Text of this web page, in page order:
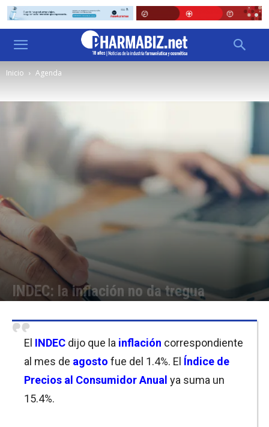
Inicio Agenda
INDEC: la inflación no da tregua
El INDEC dijo que la inflación correspondiente
al mes de agosto fue del 1.4%. El Índice de
Precios al ConsumidorAnual ya suma un
15.4%.